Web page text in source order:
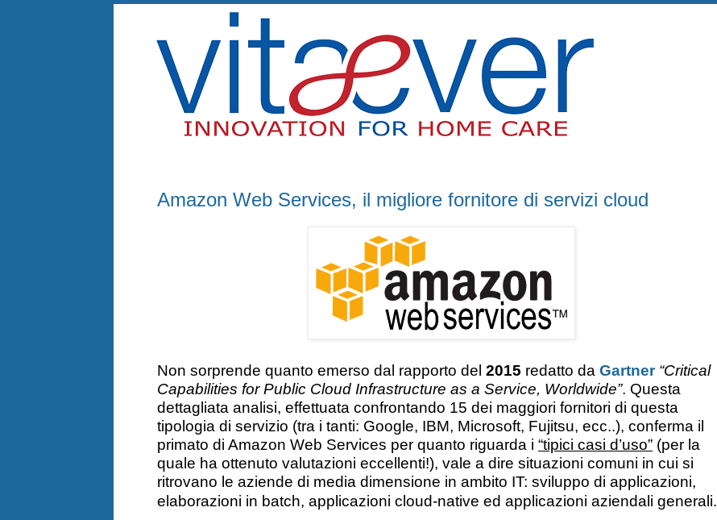
Amazon Web Services, il migliore fornitore di servizi cloud
Non sorprende quanto emerso dal rapporto del 2015 redatto da Gartner “Critical
Capabilities for Public Cloud Infrastructure as a Service, Worldwide”. Questa
dettagliata analisi, effettuata confrontando 15 dei maggiori fornitori di questa
tipologia di servizio (tra i tanti: Google, IBM, Microsoft, Fujitsu, ecc..), conferma il
primato di Amazon Web Services per quanto riguarda i “tipici casi d’uso” (per la
quale ha ottenuto valutazioni eccellenti!), vale a dire situazioni comuni in cui si
ritrovano le aziende di media dimensione in ambito IT: sviluppo di applicazioni,
elaborazioni in batch, applicazioni cloud-native ed applicazioni aziendali generali.